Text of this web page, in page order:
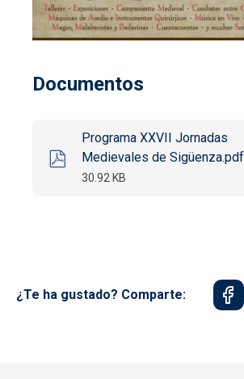
Documentos
Programa XXVII Jornadas
Medievales de Sigüenza.pdf
30.92 KB
¿Te ha gustado? Comparte: